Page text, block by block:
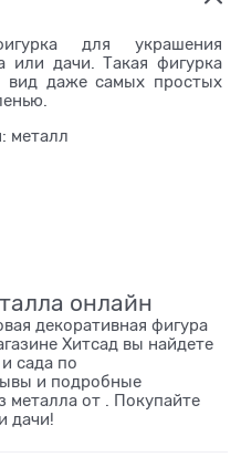
для украшения
или дачи. Такая фигурка
вид даже самых простых
металл
онлайн
декоративная фигура
Хитсад вы найдете
сада по
и подробные
металла от . Покупайте
дачи!